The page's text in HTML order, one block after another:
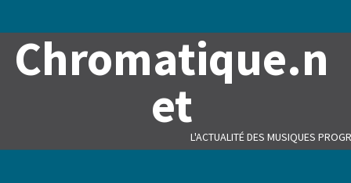
Chromatique.n
et
L'ACTUALITÉ DES MUSIQUES